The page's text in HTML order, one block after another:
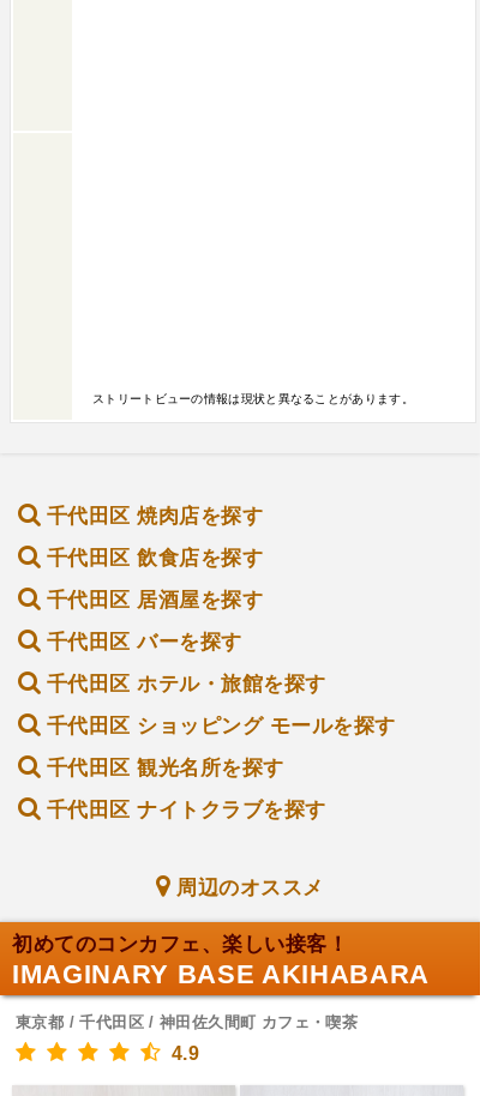
用できるお店です。秋葉原で美味しくてコスパの
いい焼肉店をお探しの方にもぜひおすすめ👍
ストリートビューの情報は現状と異なることがあります。
千代田区 焼肉店を探す
千代田区 飲食店を探す
千代田区 居酒屋を探す
千代田区 バーを探す
千代田区 ホテル・旅館を探す
千代田区 ショッピング モールを探す
千代田区 観光名所を探す
千代田区 ナイトクラブを探す
周辺のオススメ
初めてのコンカフェ、楽しい接客！
IMAGINARY BASE AKIHABARA
東京都 / 千代田区 / 神田佐久間町 カフェ・喫茶
4.9